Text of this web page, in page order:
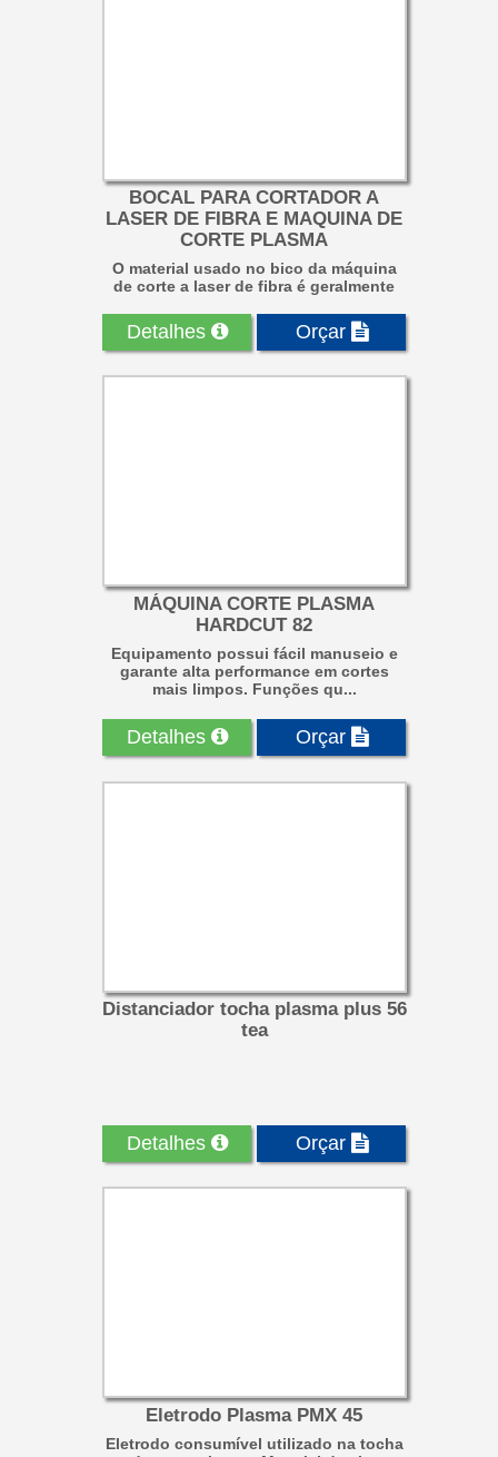
BOCAL PARA CORTADOR A
LASER DE FIBRA E MAQUINA DE
CORTE PLASMA
O material usado no bico da máquina
de corte a laser de fibra é geralmente
Detalhes Orçar
MÁQUINA CORTE PLASMA
HARDCUT 82
Equipamento possui fácil manuseio e
garante alta performance em cortes
mais limpos. Funções qu...
Detalhes Orçar
Distanciador tocha plasma plus 56
tea
Detalhes Orçar
Eletrodo Plasma PMX 45
Eletrodo consumível utilizado na tocha